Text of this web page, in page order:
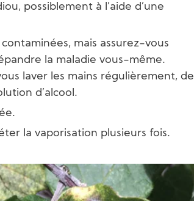
possiblement à l’aide d’une
mais assurez-vous
la maladie vous-même.
laver les mains régulièrement, de
d’alcool.
la vaporisation plusieurs fois.